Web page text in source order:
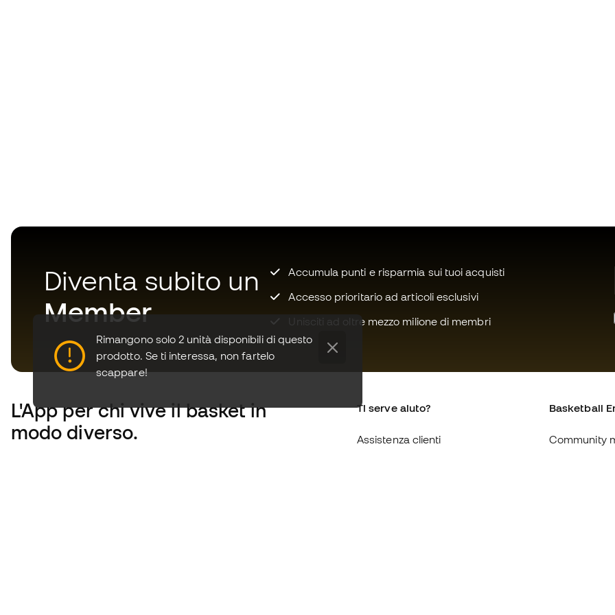
Rimangono solo 2 unità disponibili di questo
prodotto. Se ti interessa, non fartelo
scappare!
Diventa subito un
Member
Accumula punti e risparmia sui tuoi acquisti
Accesso prioritario ad articoli esclusivi
Unisciti ad oltre mezzo milione di membri
L'Appper chi vive il basket in
modo diverso.
Ti serve aiuto?
Assistenza clienti
Basketball
Community